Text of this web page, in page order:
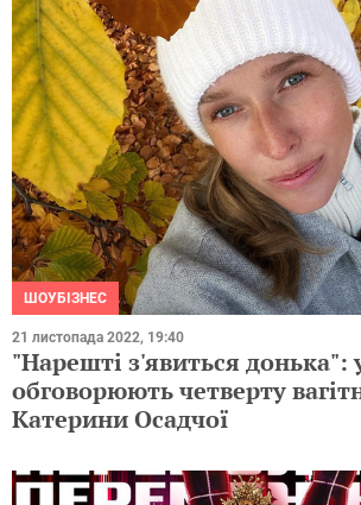
ШОУБІЗНЕС
21 листопада 2022, 19:40
"Нарешті з'явиться донька":
обговорюють четверту
Катерини Осадчої